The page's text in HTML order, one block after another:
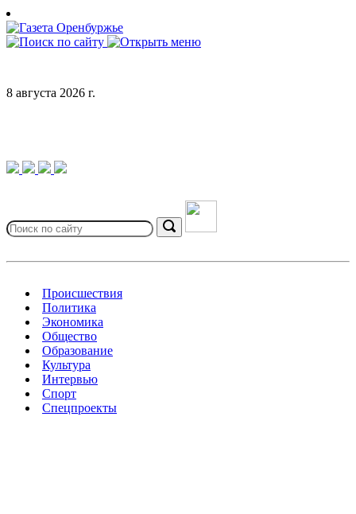
Skip
to
content
8 августа 2026 г.
for:
Search
Происшествия
Политика
Экономика
Общество
Образование
Культура
Интервью
Спорт
Спецпроекты